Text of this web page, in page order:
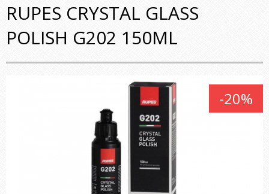
RUPES CRYSTAL GLASS
POLISH G202 150ML
-20%